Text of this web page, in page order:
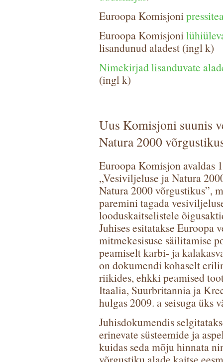
Euroopa Komisjoni
Euroopa Komisjoni
lisandunud aladest (ingl k)
Nimekirjad lisanduvate
(ingl k)
Uus Komisjoni suunis
Natura 2000
Euroopa Komisjon avaldas
„Vesiviljeluse ja Natura
Natura 2000 võrgustikus”,
paremini tagada
looduskaitselistele
Juhises esitatakse
mitmekesisuse säilitamise
peamiselt karbi- ja
on dokumendi kohaselt
riikides, ehkki peamised
Itaalia, Suurbritannia ja
hulgas 2009. a seisuga üks
Juhisdokumendis
erinevate süsteemide ja
kuidas seda mõju hinnata